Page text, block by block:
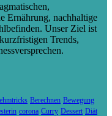
Ernährung, nachhaltige
Unser Ziel ist
Trends,
Berechnen Bewegung
corona Curry Dessert Diät